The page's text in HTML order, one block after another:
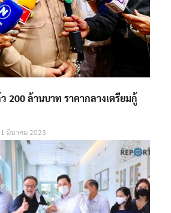
200 ล้านบาท ราคากลางเตรียมกู้
1 มีนาคม 2023